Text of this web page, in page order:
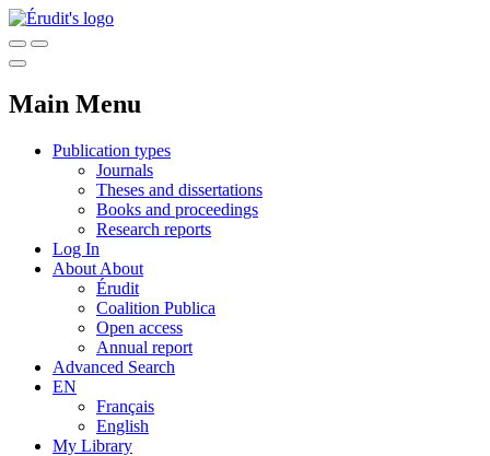
Main Menu
Publication types
Journals
Theses and dissertations
Books and proceedings
Research reports
Log In
About About
Érudit
Coalition Publica
Open access
Annual report
Advanced Search
EN
Français
English
My Library